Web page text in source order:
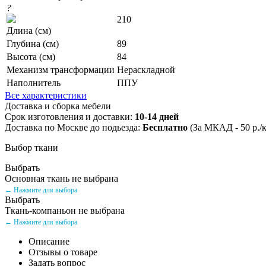
?
Длина (см)
210
Глубина (см)
89
Высота (см)
84
Механизм трансформации Нераскладной
Наполнитель
ППУ
Все характеристики
Доставка и сборка мебели
Срок изготовления и доставки: 10-14 дней
Доставка по Москве до подьезда: Бесплатно (За МКАД - 50 р./
Выбор ткани
Выбрать
Основная ткань не выбрана
← Нажмите для выбора
Выбрать
Ткань-компаньон не выбрана
← Нажмите для выбора
Описание
Отзывы о товаре
Задать вопрос